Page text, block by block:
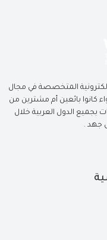
المتخصصة في مجال
كانوا بائعين أم مشترين من
بجميع الدول العربية خلال
جهد .